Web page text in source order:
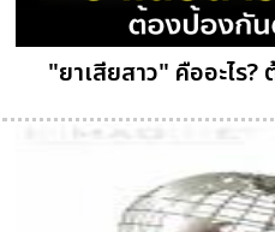
"ยาเสียสาว" คืออะไร